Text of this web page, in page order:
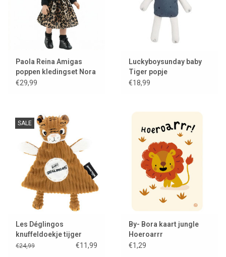
Paola Reina Amigas
poppen kledingset Nora
/ leopard print
€29,99
Luckyboysunday baby
Tiger popje
€18,99
SALE
Les Déglingos
knuffeldoekje tijger
€24,99 €11,99
By- Bora kaart jungle
Hoeroarrr
€1,29